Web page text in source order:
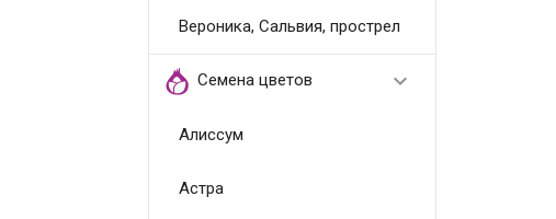
Вероника, Сальвия, прострел
Семена цветов 
Алиссум
Астра